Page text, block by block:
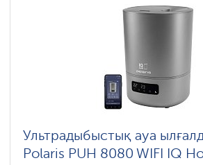
Ультрадыбыстық ауа
Polaris PUH 8080 WIFI IQ